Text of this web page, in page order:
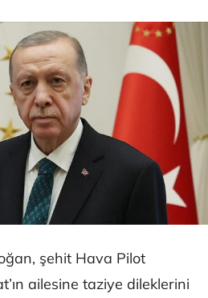
şehit Hava Pilot
ailesine taziye dileklerini